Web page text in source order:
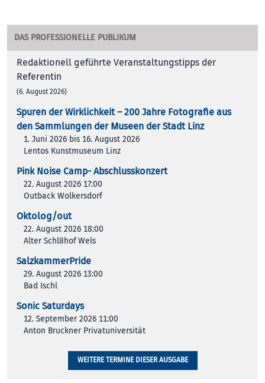
DAS PROFESSIONELLE PUBLIKUM
Redaktionell geführte Veranstaltungstipps der
Referentin
(6. August 2026)
Spuren der Wirklichkeit – 200 Jah­re Foto­gra­fie aus
den Samm­lun­gen der Muse­en der Stadt Linz
1. Juni 2026 bis 16. August 2026
Lentos Kunstmuseum Linz
Pink Noise Camp- Abschlusskonzert
22. August 2026 17:00
Outback Wolkersdorf
Oktolog/out
22. August 2026 18:00
Alter Schl8hof Wels
SalzkammerPride
29. August 2026 13:00
Bad Ischl
Sonic Saturdays
12. September 2026 11:00
Anton Bruckner Privatuniversität
WEITERE TERMINE DIESER AUSGABE